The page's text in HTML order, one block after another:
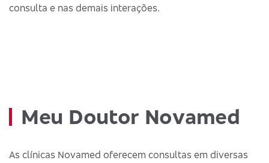
consulta e nas demais interações.
Meu Doutor Novamed
As clínicas Novamed oferecem consultas em diversas